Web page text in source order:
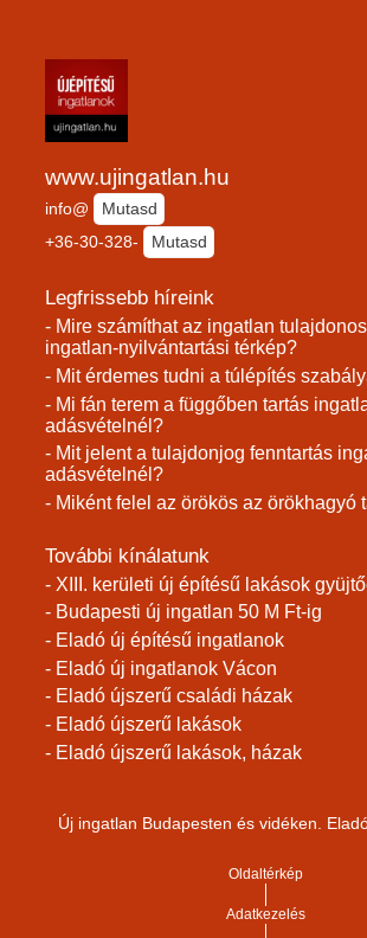
www.ujingatlan.hu
info@
Mutasd
+36-30-328-
Mutasd
Legfrissebb híreink
- Mire számíthat az ingatlan
ingatlan-nyilvántartási térkép?
- Mit érdemes tudni a túlépítés
- Mi fán terem a függőben tartás
adásvételnél?
- Mit jelent a tulajdonjog fenntartás
adásvételnél?
- Miként felel az örökös az örökhagyó
További kínálatunk
- XIII. kerületi új építésű lakások
- Budapesti új ingatlan 50 M Ft-ig
- Eladó új építésű ingatlanok
- Eladó új ingatlanok Vácon
- Eladó újszerű családi házak
- Eladó újszerű lakások
- Eladó újszerű lakások, házak
Új ingatlan Budapesten és vidéken.
Oldaltérkép
Adatkezelés